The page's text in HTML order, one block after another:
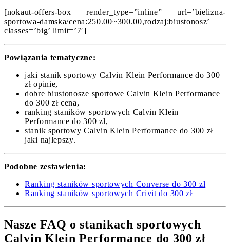
[nokaut-offers-box render_type=”inline” url=’bielizna-
sportowa-damska/cena:250.00~300.00,rodzaj:biustonosz’
classes=’big’ limit=’7′]
Powiązania tematyczne:
jaki stanik sportowy Calvin Klein Performance do 300
zł opinie,
dobre biustonosze sportowe Calvin Klein Performance
do 300 zł cena,
ranking staników sportowych Calvin Klein
Performance do 300 zł,
stanik sportowy Calvin Klein Performance do 300 zł
jaki najlepszy.
Podobne zestawienia:
Ranking staników sportowych Converse do 300 zł
Ranking staników sportowych Crivit do 300 zł
Nasze FAQ o stanikach sportowych
Calvin Klein Performance do 300 zł